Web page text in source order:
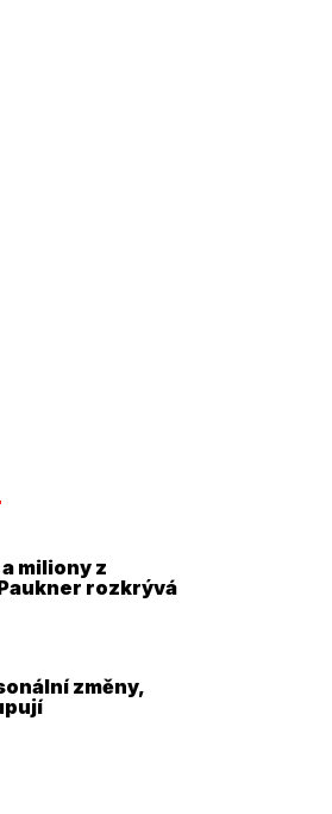
miliony z
rozkrývá
změny,